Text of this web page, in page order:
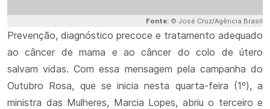
Fonte: © José Cruz/Agência Brasil
Prevenção, diagnóstico precoce e tratamento adequado
ao câncer de mama e ao câncer do colo de útero
salvam vidas. Com essa mensagem pela campanha do
Outubro Rosa, que se inicia nesta quarta-feira (1º), a
ministra das Mulheres, Marcia Lopes, abriu o terceiro e